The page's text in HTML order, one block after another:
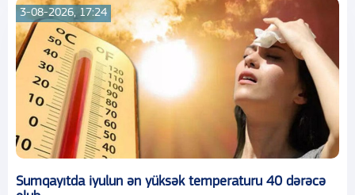
3-08-2026, 17:24
Sumqayıtda iyulun ən yüksək temperaturu 40 dərəcə